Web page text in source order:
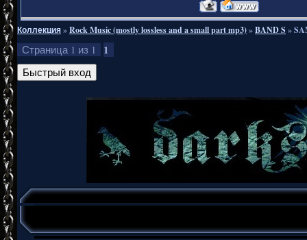
Коллекция»Rock Music (mostly lossless and a small part mp3)»BAND S »
Страница 1 из 1 1